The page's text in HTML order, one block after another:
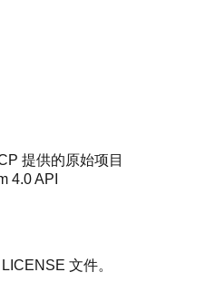
提供的原始项目
4.0 API
LICENSE 文件。